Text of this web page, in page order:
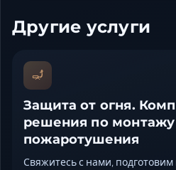
Другие услуги
Защита от огня.
решения по
пожаротушения
Свяжитесь с нами,